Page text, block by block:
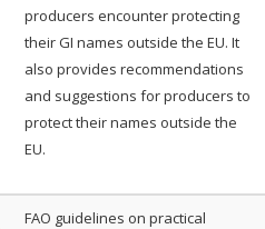
producers encounter protecting
their GI names outside the EU. It
also provides recommendations
and suggestions for producers to
protect their names outside the
EU.
FAO guidelines on practical